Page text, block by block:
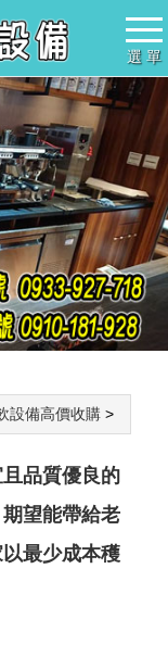
選 單
設備高價收購 >
品質優良的
望能帶給老
最少成本穫